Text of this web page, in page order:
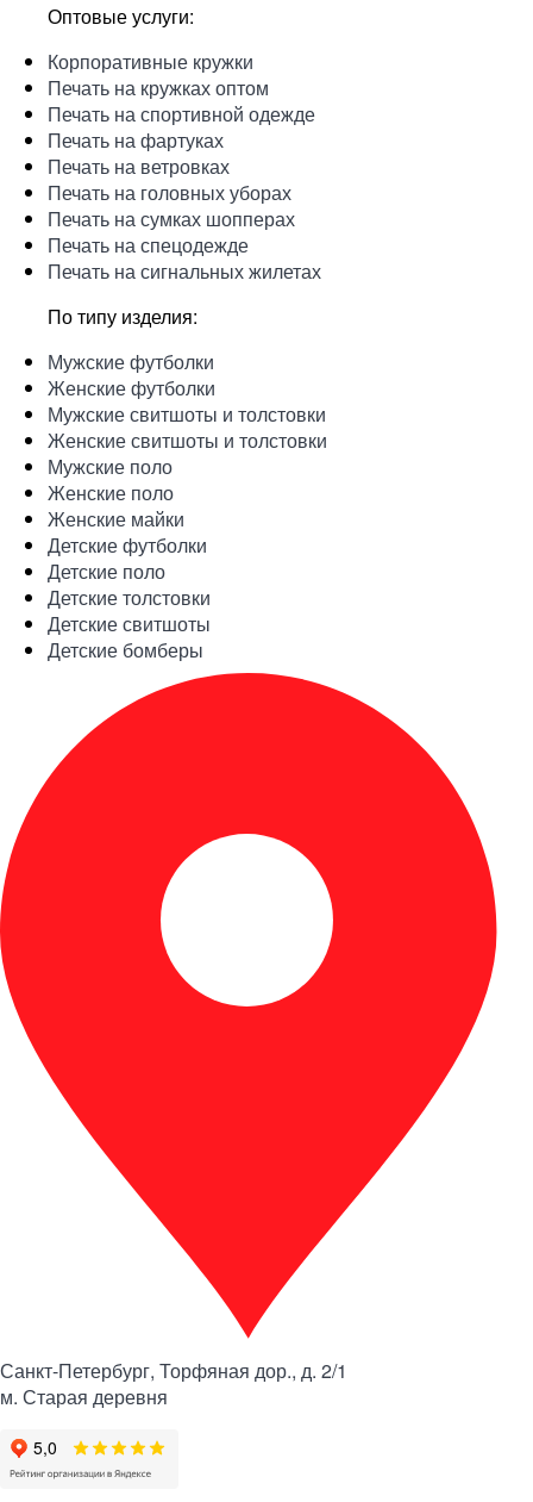
Оптовые услуги:
Корпоративные кружки
Печать на кружках оптом
Печать на спортивной одежде
Печать на фартуках
Печать на ветровках
Печать на головных уборах
Печать на сумках шопперах
Печать на спецодежде
Печать на сигнальных жилетах
По типу изделия:
Мужские футболки
Женские футболки
Мужские свитшоты и толстовки
Женские свитшоты и толстовки
Мужские поло
Женские поло
Женские майки
Детские футболки
Детские поло
Детские толстовки
Детские свитшоты
Детские бомберы
Санкт-Петербург, Торфяная дор., д. 2/1
м. Старая деревня